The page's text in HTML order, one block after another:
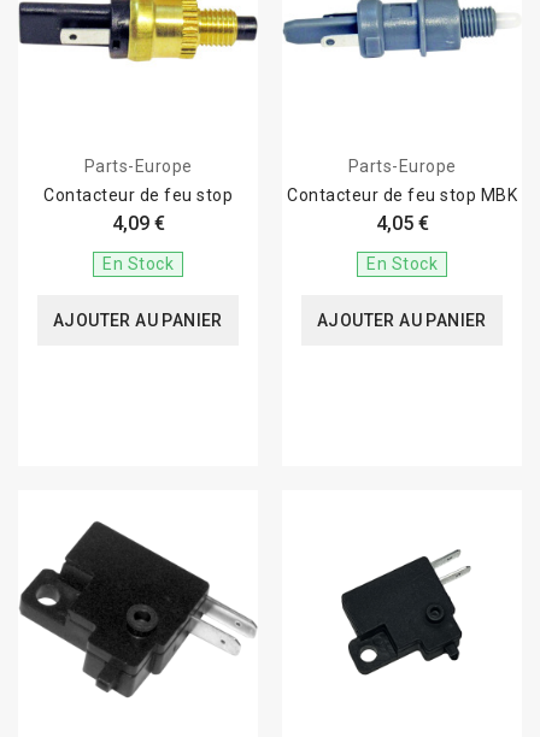
Parts-Europe
Contacteur de feu stop
4,09 €
En Stock
AJOUTER AU PANIER
Parts-Europe
Contacteur de feu stop MBK
4,05 €
En Stock
AJOUTER AU PANIER